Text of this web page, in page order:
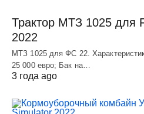
Трактор МТЗ 1025 для
2022
МТЗ 1025 для ФС 22.
25 000 евро; Бак на…
3 года ago